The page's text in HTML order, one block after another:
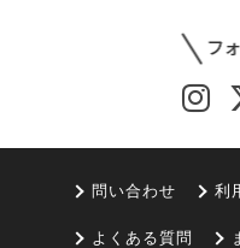
問い合わせ 利
よくある質問